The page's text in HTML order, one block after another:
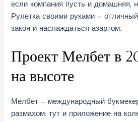
если компания пусть и домашняя,
Рулетка своими руками —
закон и наслаждаться азартом.
Проект Мелбет в
на высоте
Мелбет — международный
размахом: тут и приложение на